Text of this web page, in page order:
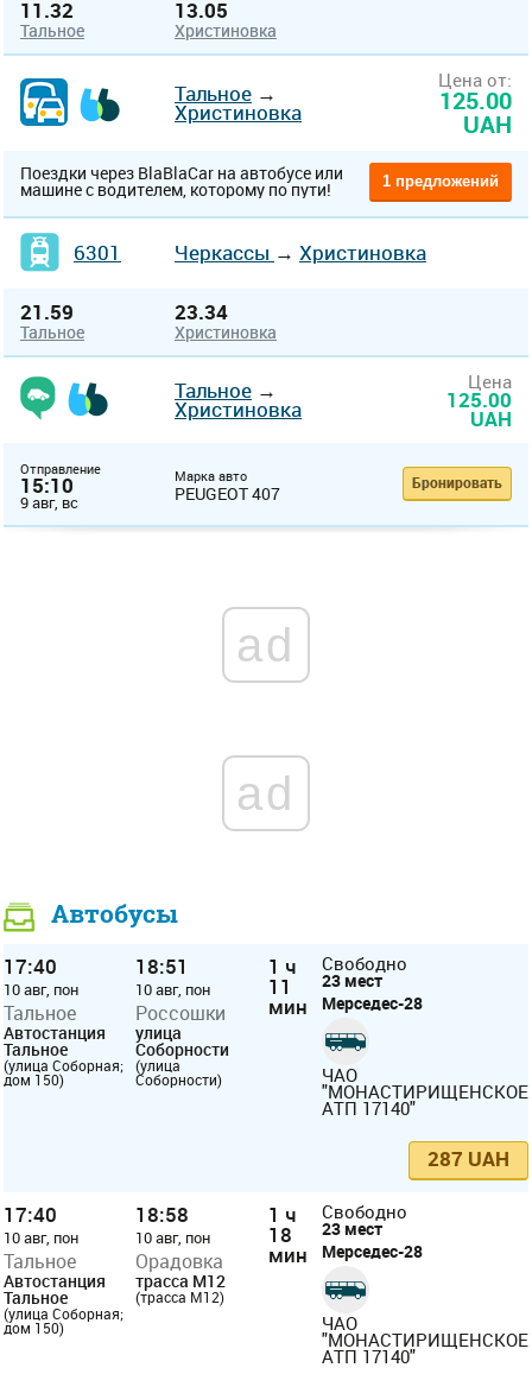
11.32
Тальное
13.05
Христиновка
Тальное →
Христиновка
Цена от:
125.00
UAH
Поездки через BlaBlaCar на автобусе или
машине с водителем, которому по пути! 1 предложений
6301 Черкассы → Христиновка
21.59
Тальное
23.34
Христиновка
Тальное →
Христиновка
Цена
125.00
UAH
Отправление
15:10
9 авг, вс
Марка авто
PEUGEOT 407 Бронировать
ad
ad
Автобусы
17:40
10 авг, пон
Тальное
Автостанция
Тальное
(улица Соборная;
дом 150)
18:51
10 авг, пон
Россошки
улица
Соборности
(улица
Соборности)
1 ч
11
мин
Свободно
23 мест
Мерседес-28
ЧАО
"МОНАСТИРИЩЕНСКОЕ
АТП 17140"
287 UAH
17:40
10 авг, пон
Тальное
Автостанция
Тальное
(улица Соборная;
дом 150)
18:58
10 авг, пон
Орадовка
трасса M12
(трасса M12)
1 ч
18
мин
Свободно
23 мест
Мерседес-28
ЧАО
"МОНАСТИРИЩЕНСКОЕ
АТП 17140"